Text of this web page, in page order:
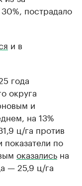
пострадало
и в
года
округа
и
на 13%
ц/га против
по
оказались на
— 25,9 ц/га